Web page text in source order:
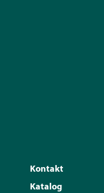
Kontakt
Katalog